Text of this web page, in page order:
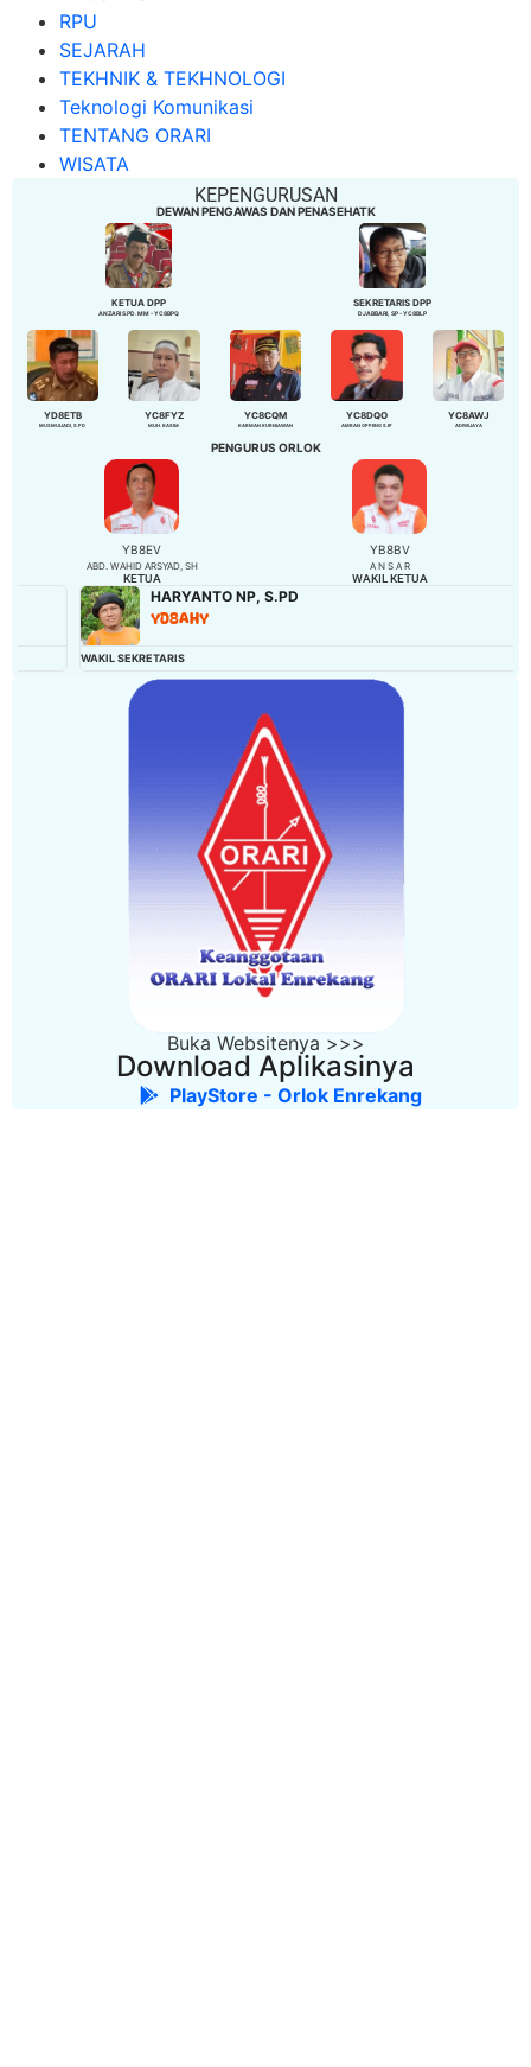
RPU
SEJARAH
TEKHNIK & TEKHNOLOGI
Teknologi Komunikasi
TENTANG ORARI
WISATA
KEPENGURUSAN
DEWAN PENGAWAS DAN PENASEHATK
KETUA DPP
ANZARI S.PD. MM - YC8BPQ
SEKRETARIS DPP
DJABBARI, SP - YC8BLP
YD8ETB
MUSMULIADI, S.PD
YC8FYZ
MUH. KASIM
YC8CQM
KARMAN KURNIAWAN
YC8DQO
AMRAN OPPENG S.IP
YC8AWJ
ADIWIJAYA
PENGURUS ORLOK
YB8EV
ABD. WAHID ARSYAD, SH
KETUA
YB8BV
A N S A R
WAKIL KETUA
HARYANTO NP, S.PD
YD8AHY
WAKIL SEKRETARIS
Buka Websitenya >>>
Download Aplikasinya
PlayStore - Orlok Enrekang